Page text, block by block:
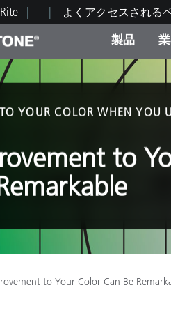
よくアクセスされる
製品
グ カテゴリ別
刷 塗料・塗装
ト 修理の流
トレーニ
ブランド体
YOUR COLOR WHEN YOU
to
to Your Color Can Be